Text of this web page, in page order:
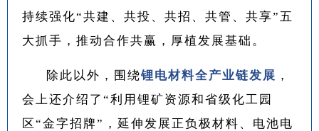
持续强化“共建、共投、共招、共管、共享”五
大抓手，推动合作共赢，厚植发展基础。
除此以外，围绕锂电材料全产业链发展 ，
会上还介绍了“利用锂矿资源和省级化工园
区“金字招牌”，延伸发展正负极材料、电池电